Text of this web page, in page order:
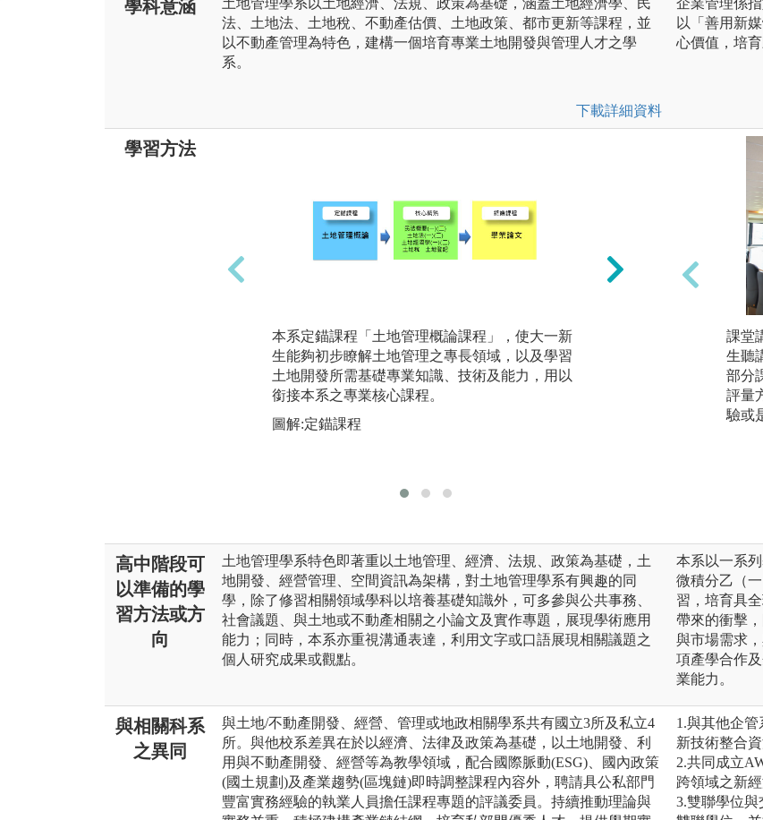
學科意涵
土地管理學系以土地經濟、法規、政策為基礎，涵蓋土地經濟學、民
法、土地法、土地稅、不動產估價、土地政策、都市更新等課程，並
以不動產管理為特色，建構一個培育專業土地開發與管理人才之學
系。
下載詳細資料
企業管理係
以「善用新
心價值，培
學習方法
本系定錨課程「土地管理概論課程」，使大一新
生能夠初步瞭解土地管理之專長領域，以及學習
土地開發所需基礎專業知識、技術及能力，用以
銜接本系之專業核心課程。
圖解:定錨課程
核心精熟課
學」、「土
及「不動產
夠瞭解土地
需專業知識
課堂
生聽
部分
評量
驗或
高中階段可
以準備的學
習方法或方
向
土地管理學系特色即著重以土地管理、經濟、法規、政策為基礎，土
地開發、經營管理、空間資訊為架構，對土地管理學系有興趣的同
學，除了修習相關領域學科以培養基礎知識外，可多參與公共事務、
社會議題、與土地或不動產相關之小論文及實作專題，展現學術應用
能力；同時，本系亦重視溝通表達，利用文字或口語展現相關議題之
個人研究成果或觀點。
本系以一系
微積分乙（
習，培育具
帶來的衝擊
與市場需求
項產學合作
業能力。
與相關科系
之異同
與土地/不動產開發、經營、管理或地政相關學系共有國立3所及私立4
所。與他校系差異在於以經濟、法律及政策為基礎，以土地開發、利
用與不動產開發、經營等為教學領域，配合國際脈動(ESG)、國內政策
(國土規劃)及產業趨勢(區塊鏈)即時調整課程內容外，聘請具公私部門
豐富實務經驗的執業人員擔任課程專題的評議委員。持續推動理論與
1.與其他企
新技術整合資
2.共同成立
跨領域之新經
3.雙聯學位